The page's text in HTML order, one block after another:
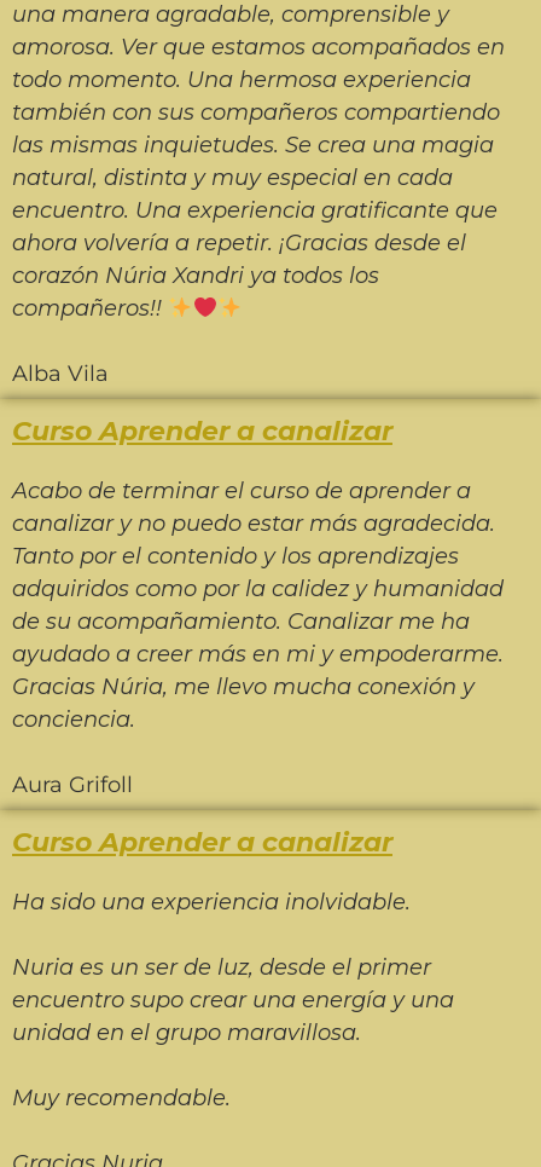
una manera agradable, comprensible y
amorosa. Ver que estamos acompañados en
todo momento. Una hermosa experiencia
también con sus compañeros compartiendo
las mismas inquietudes. Se crea una magia
natural, distinta y muy especial en cada
encuentro. Una experiencia gratificante que
ahora volvería a repetir. ¡Gracias desde el
corazón Núria Xandri ya todos los
compañeros!!
Alba Vila
Curso Aprender a canalizar
Acabo de terminar el curso de aprender a
canalizar y no puedo estar más agradecida.
Tanto por el contenido y los aprendizajes
adquiridos como por la calidez y humanidad
de su acompañamiento. Canalizar me ha
ayudado a creer más en mi y empoderarme.
Gracias Núria, me llevo mucha conexión y
conciencia.
Aura Grifoll
Curso Aprender a canalizar
Ha sido una experiencia inolvidable.
Nuria es un ser de luz, desde el primer
encuentro supo crear una energía y una
unidad en el grupo maravillosa.
Muy recomendable.